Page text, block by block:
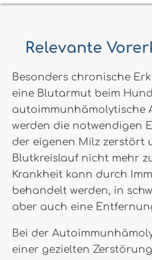
Relevante
Besonders chronische
eine Blutarmut beim
autoimmunhämolytische
werden die notwendigen
der eigenen Milz zerstört
Blutkreislauf nicht mehr
Krankheit kann durch
behandelt werden, in
aber auch eine
Bei der
einer gezielten